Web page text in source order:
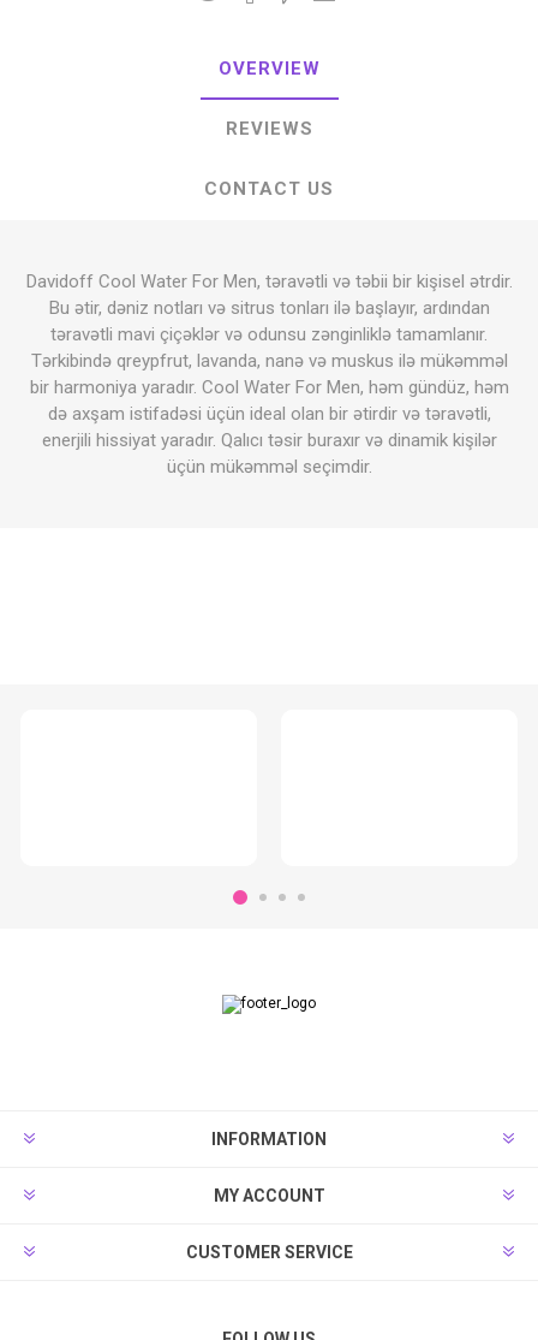
OVERVIEW
REVIEWS
CONTACT US
Davidoff Cool Water For Men, təravətli və təbii bir kişisel ətrdir.
Bu ətir, dəniz notları və sitrus tonları ilə başlayır, ardından
təravətli mavi çiçəklər və odunsu zənginliklə tamamlanır.
Tərkibində qreypfrut, lavanda, nanə və muskus ilə mükəmməl
bir harmoniya yaradır. Cool Water For Men, həm gündüz, həm
də axşam istifadəsi üçün ideal olan bir ətirdir və təravətli,
enerjili hissiyat yaradır. Qalıcı təsir buraxır və dinamik kişilər
üçün mükəmməl seçimdir.
INFORMATION
MY ACCOUNT
CUSTOMER SERVICE